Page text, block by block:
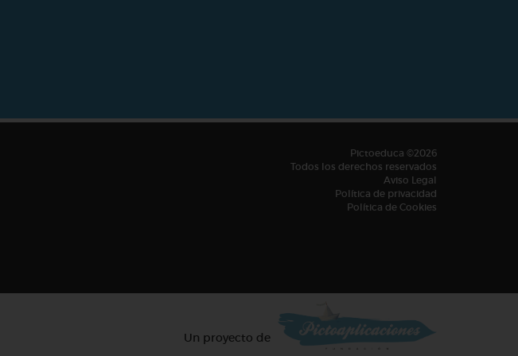
Pictoeduca ©2026
Todos los derechos reservados
Aviso Legal
Política de privacidad
Política de Cookies
Un proyecto de